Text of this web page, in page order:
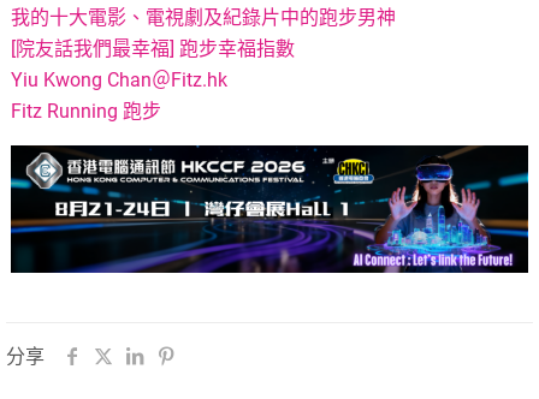
我的十大電影、電視劇及紀錄片中的跑步男神
[院友話我們最幸福] 跑步幸福指數
Yiu Kwong Chan＠Fitz.hk
Fitz Running 跑步
分享